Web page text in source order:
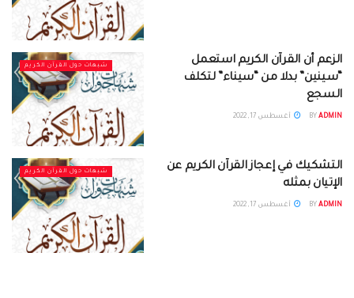
شبهات حول القرآن الكريم
الزعم أن القرآن الكريم استعمل
“سينين” بدلا من “سيناء” لتكلف
السجع
BY ADMIN أغسطس 17, 2022
شبهات حول القرآن الكريم
التشكيك في إعجاز القرآن الكريم عن
الإتيان بمثله
BY ADMIN أغسطس 17, 2022